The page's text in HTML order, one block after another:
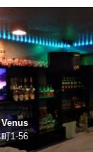
SASUKE
川市大町1-1-34